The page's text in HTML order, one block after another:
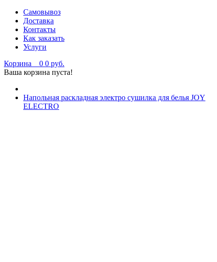
Самовывоз
Доставка
Контакты
Как заказать
Услуги
Корзина
0 0 руб.
Ваша корзина пуста!
Напольная раскладная электро сушилка для белья JOY
ELECTRO